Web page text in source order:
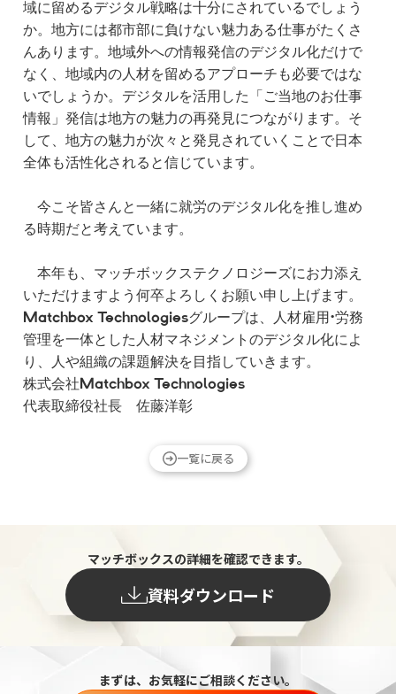
域に留めるデジタル戦略は十分にされているでしょう
か。地方には都市部に負けない魅力ある仕事がたくさ
んあります。地域外への情報発信のデジタル化だけで
なく、地域内の人材を留めるアプローチも必要ではな
いでしょうか。デジタルを活用した「ご当地のお仕事
情報」発信は地方の魅力の再発見につながります。そ
して、地方の魅力が次々と発見されていくことで日本
全体も活性化されると信じています。
今こそ皆さんと一緒に就労のデジタル化を推し進め
る時期だと考えています。
本年も、マッチボックステクノロジーズにお力添え
いただけますよう何卒よろしくお願い申し上げます。
Matchbox Technologiesグループは、人材雇用・労務
管理を一体とした人材マネジメントのデジタル化によ
り、人や組織の課題解決を目指していきます。
株式会社Matchbox Technologies
代表取締役社長 佐藤洋彰
一覧に戻る
マッチボックスの詳細を確認できます。
資料ダウンロード
まずは、お気軽にご相談ください。